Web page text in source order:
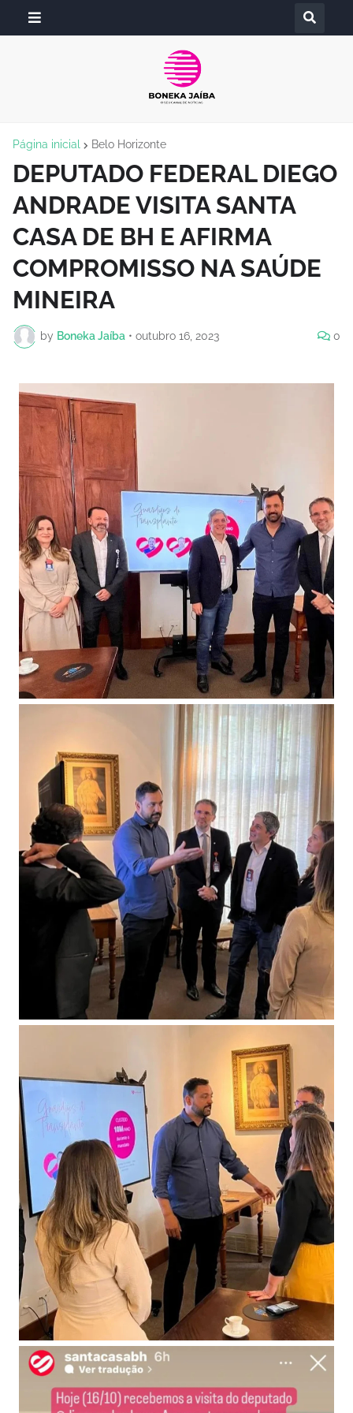
Página inicial Belo Horizonte
DEPUTADO FEDERAL DIEGO
ANDRADE VISITA SANTA
CASA DE BH E AFIRMA
COMPROMISSO NA SAÚDE
MINEIRA
by Boneka Jaíba • outubro 16, 2023 0